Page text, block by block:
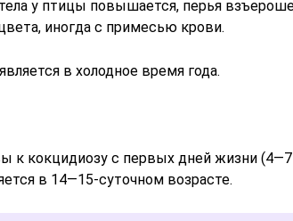
у птицы повышается, перья
иногда с примесью крови.
в холодное время года.
к кокцидиозу с первых дней жизни
в 14—15-суточном возрасте.